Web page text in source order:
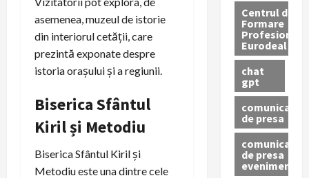
asemenea, muzeul de istorie
din interiorul cetății, care
prezintă exponate despre
istoria orașului și a regiunii.
Biserica Sfântul
Kiril și Metodiu
Biserica Sfântul Kiril și
Metodiu este una dintre cele
Centrul de
Formare
Profesionala
Eurodeal
chat
gpt
comunicat
de presa
comunicat
de presa
eveniment